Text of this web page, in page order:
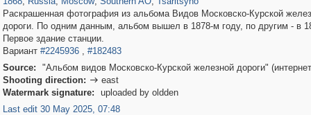
Раскрашенная фотография из альбома Видов Московско-Курской
дороги. По одним данным, альбом вышел в 1878-м году, по другим - в
Первое здание станции.
Вариант #2245936, #182483
Source:
"Альбом видов Московско-Курской железной дороги"
Shooting direction:  east
Watermark signature:
uploaded by oldden
Last edit 30 May 2025, 07:48